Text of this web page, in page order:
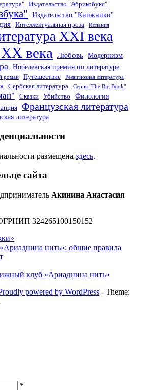
Издательство "Абрикобукс"
Издательство "Книжники"
Интеллектуальная проза Испания
XXI века
века Любовь Модернизм
Нобелевская премия по литературе
роман Путешествие Религиозная литература
Сербская литература Серия "The Big Book"
Сказки Убийство
Филология
Французская литература
литература
размещена здесь.
сайта
Акинина Анастасия
324265100150152
нить»: общие правила
клуб «Ариаднина нить»
powered by WordPress - Theme:
*